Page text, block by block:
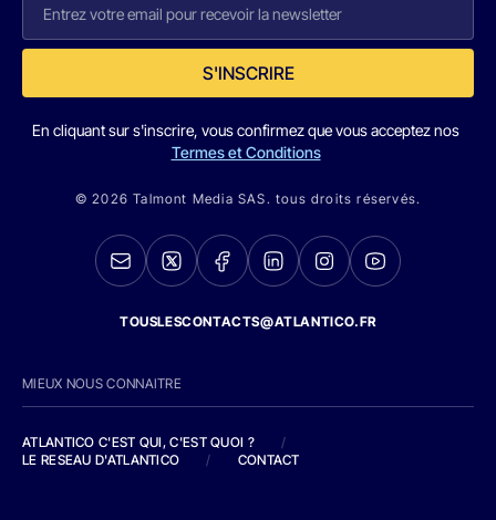
S'INSCRIRE
En cliquant sur s'inscrire, vous confirmez que vous acceptez nos
Termes et Conditions
© 2026 Talmont Media SAS. tous droits réservés.
TOUSLESCONTACTS@ATLANTICO.FR
MIEUX NOUS CONNAITRE
ATLANTICO C'EST QUI, C'EST QUOI ?
/
LE RESEAU D'ATLANTICO
/ CONTACT